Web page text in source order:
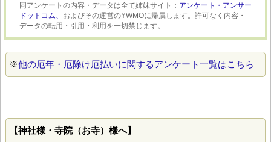
同アンケートの内容・データは全て姉妹サイト： アンケート・アンサー
ドットコム、 およびその運営のYWMOに帰属します。許可なく内容・
データの転用・引用・利用を一切禁じます。
※他の厄年・厄除け厄払いに関するアンケート一覧はこちら
【神社様・寺院（お寺）様へ】